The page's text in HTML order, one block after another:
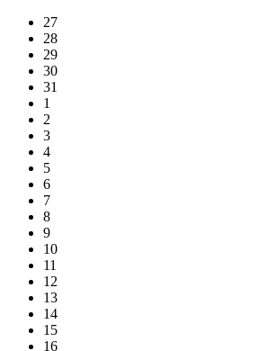
27
28
29
30
31
1
2
3
4
5
6
7
8
9
10
11
12
13
14
15
16